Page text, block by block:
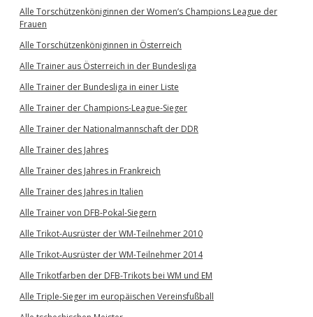
Alle Torschützenköniginnen der Women’s Champions League der
Frauen
Alle Torschützenköniginnen in Österreich
Alle Trainer aus Österreich in der Bundesliga
Alle Trainer der Bundesliga in einer Liste
Alle Trainer der Champions-League-Sieger
Alle Trainer der Nationalmannschaft der DDR
Alle Trainer des Jahres
Alle Trainer des Jahres in Frankreich
Alle Trainer des Jahres in Italien
Alle Trainer von DFB-Pokal-Siegern
Alle Trikot-Ausrüster der WM-Teilnehmer 2010
Alle Trikot-Ausrüster der WM-Teilnehmer 2014
Alle Trikotfarben der DFB-Trikots bei WM und EM
Alle Triple-Sieger im europäischen Vereinsfußball